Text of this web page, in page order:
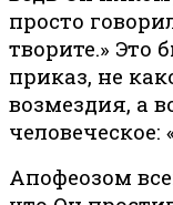
просто
творите.» Это
приказ, не
возмездия, а
человеческое:
Апофеозом